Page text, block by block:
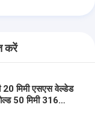
करें
20 मिमी एसएस वेल्डेड
50 मिमी 316